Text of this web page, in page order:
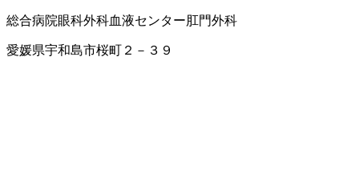
総合病院眼科外科血液センター肛門外科
愛媛県宇和島市桜町２－３９